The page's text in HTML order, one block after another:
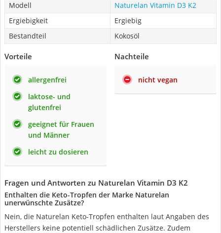
Modell
Naturelan Vitamin D3 K2
Ergiebigkeit
Ergiebig
Bestandteil
Kokosöl
Vorteile
allergenfrei
laktose- und
glutenfrei
geeignet für Frauen
und Männer
leicht zu dosieren
Nachteile
nicht vegan
Fragen und Antworten zu Naturelan Vitamin D3 K2
Enthalten die Keto-Tropfen der Marke Naturelan
unerwünschte Zusätze?
Nein, die Naturelan Keto-Tropfen enthalten laut Angaben des
Herstellers keine potentiell schädlichen Zusätze. Zudem